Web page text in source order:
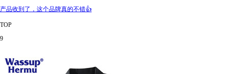
产品收到了，这个品牌真的不错👍
TOP
9